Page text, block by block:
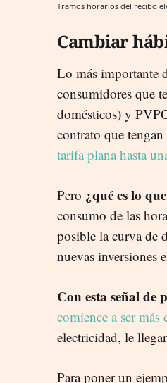
Tramos horarios del recibo
Cambiar
Lo más importante
consumidores que
domésticos) y
contrato que
tarifa plana hasta
Pero ¿qué es lo
consumo de las
posible la curva de
nuevas inversiones
Con esta señal de
comience a ser más
electricidad, le
Para poner un